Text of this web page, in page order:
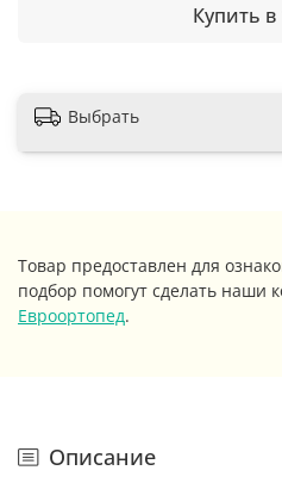
Купить в
Выбрать
Товар предоставлен для
подбор помогут сделать наши
Евроортопед.
Описание